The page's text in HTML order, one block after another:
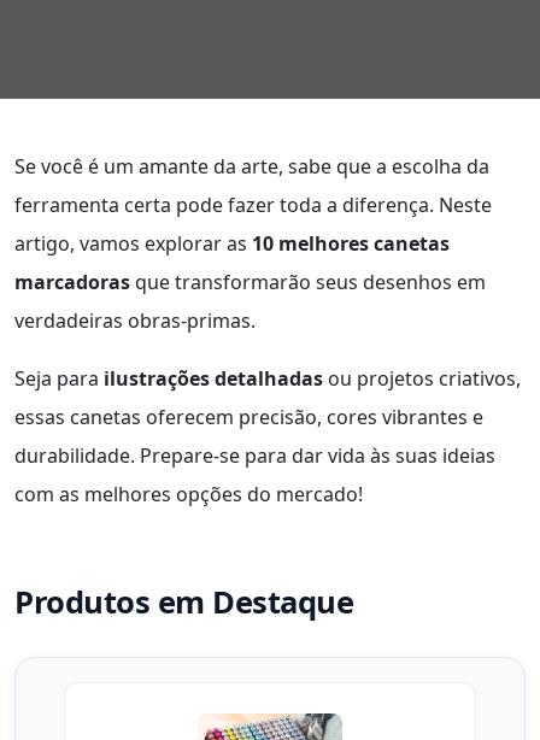
Se você é um amante da arte, sabe que a escolha da
ferramenta certa pode fazer toda a diferença. Neste
artigo, vamos explorar as 10 melhores canetas
marcadorasque transformarão seus desenhos em
verdadeiras obras-primas.
Seja para ilustrações detalhadas ou projetos criativos,
essas canetas oferecem precisão, cores vibrantes e
durabilidade. Prepare-se para dar vida às suas ideias
com as melhores opções do mercado!
Produtos em Destaque